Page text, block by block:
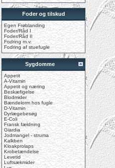
Foder og tilskud
Egen Frøblanding
Foder/Råd I
Foder/Råd II
Fodring m.v.
Fodring af stuefugle
Sygdomme
Appetit
A-Vitamin
Appetit og næring
Beskæfigelse
Blodmider
Bændelorm hos fugle
D-Vitamin
Dyrlægebesøg
E-Coli
Fransk fældning
Giardia
Jodmangel - struma
Kalkben
Kloakprolaps
Krobetændelse
Levetid
Luftsækmider